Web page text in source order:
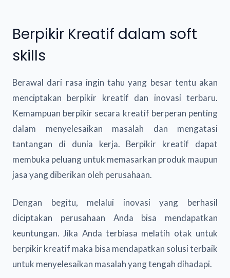
Berpikir Kreatif dalam soft
skills
Berawal dari rasa ingin tahu yang besar tentu akan
menciptakan berpikir kreatif dan inovasi terbaru.
Kemampuan berpikir secara kreatif berperan penting
dalam menyelesaikan masalah dan mengatasi
tantangan di dunia kerja. Berpikir kreatif dapat
membuka peluang untuk memasarkan produk maupun
jasa yang diberikan oleh perusahaan.
Dengan begitu, melalui inovasi yang berhasil
diciptakan perusahaan Anda bisa mendapatkan
keuntungan. Jika Anda terbiasa melatih otak untuk
berpikir kreatif maka bisa mendapatkan solusi terbaik
untuk menyelesaikan masalah yang tengah dihadapi.